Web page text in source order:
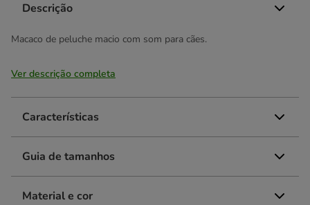
Descrição
Macaco de peluche macio com som para cães.
Ver descrição completa
Características
Guia de tamanhos
Material e cor